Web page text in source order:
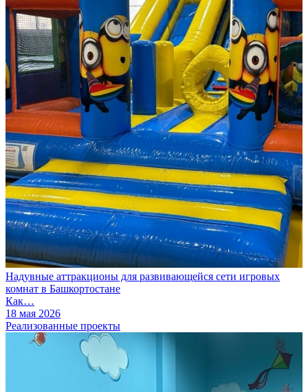
Надувные аттракционы для развивающейся сети игровых
комнат в Башкортостане
Как…
18 мая 2026
Реализованные проекты